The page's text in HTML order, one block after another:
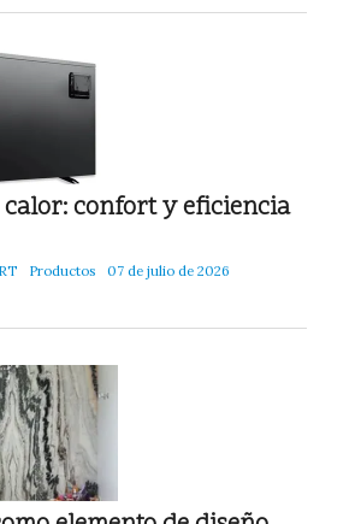
calor: confort y eficiencia
Productos 07 de julio de 2026